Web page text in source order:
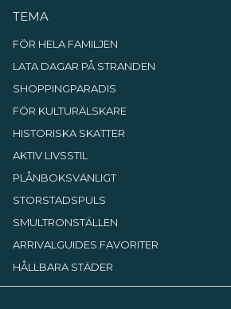
TEMA
FÖR HELA FAMILJEN
LATA DAGAR PÅ STRANDEN
SHOPPINGPARADIS
FÖR KULTURÄLSKARE
HISTORISKA SKATTER
AKTIV LIVSSTIL
PLÅNBOKSVÄNLIGT
STORSTADSPULS
SMULTRONSTÄLLEN
ARRIVALGUIDES FAVORITER
HÅLLBARA STÄDER